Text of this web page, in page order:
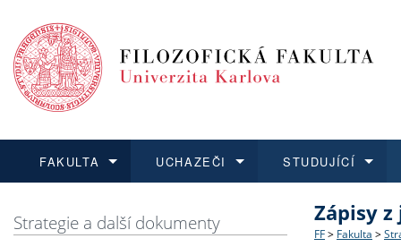
FAKULTA
Struktura
UCHAZEČI
Co
STUDUJÍCÍ
O vědě a
Aktuální
Strategie a další dokumenty Zápisy
FF > Fakulta >